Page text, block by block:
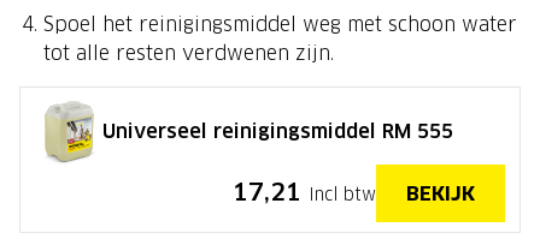
Spoel het reinigingsmiddel weg met schoon water
tot alle resten verdwenen zijn.
Universeel reinigingsmiddel RM 555
17,21 Incl btw BEKIJK